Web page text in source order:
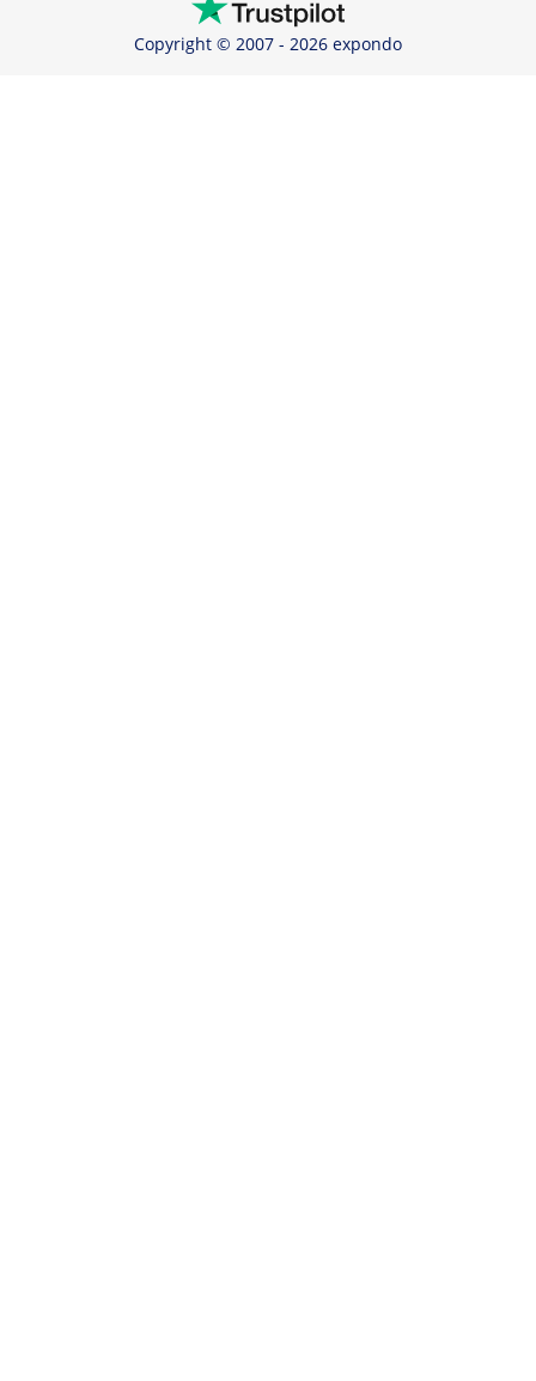
Copyright © 2007 - 2026 expondo